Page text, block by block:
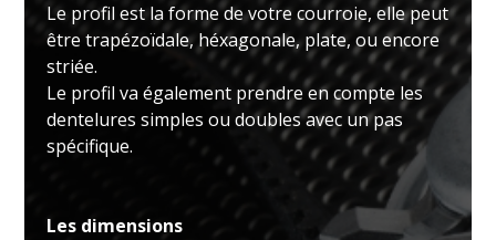
Le profil est la forme de votre courroie, elle peut
être trapézoïdale, héxagonale, plate, ou encore
striée.
Le profil va également prendre en compte les
dentelures simples ou doubles avec un pas
spécifique.
Les dimensions